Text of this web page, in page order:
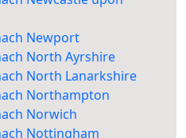
Newport
North Ayrshire
North Lanarkshire
Northampton
Norwich
Nottingham